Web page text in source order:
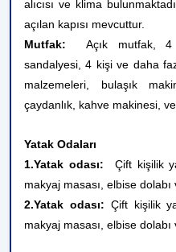
alıcısı ve klima
açılan kapısı mevcuttur.
Mutfak:
Açık mutfak,4
sandalyesi,4 kişi ve daha
malzemeleri, bulaşık
çaydanlık, kahve makinesi,
Yatak Odaları
1.Yatak odası:
Çift kişilik
makyaj masası, elbise
2.Yatak odası: Çift kişilik
makyaj masası, elbise